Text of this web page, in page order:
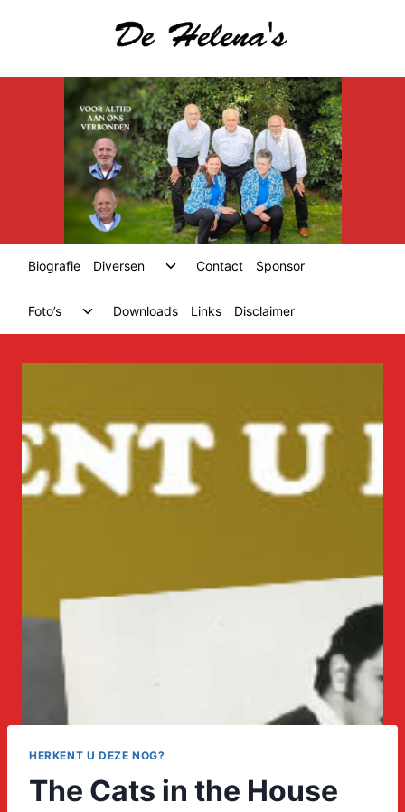
Biografie Diversen
ToggleContact Sponsor
Foto’s
ToggleDownloads Links Disclaimer
HERKENT U DEZE NOG?
The Cats in the House